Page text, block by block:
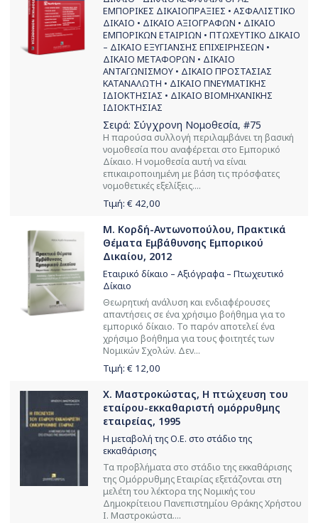
ΕΜΠΟΡΙΚΕΣ ΔΙΚΑΙOΠΡΑΞΙΕΣ • ΑΣΦΑΛΙΣΤΙΚΟ
ΔΙΚΑΙΟ • ΔΙΚΑΙΟ ΑΞΙΟΓΡΑΦΩΝ • ΔΙΚΑΙΟ
ΕΜΠΟΡΙΚΩΝ ΕΤΑΙΡΙΩΝ • ΠΤΩΧΕΥΤΙΚΟ ΔΙΚΑΙΟ
– ΔΙΚΑΙΟ ΕΞΥΓΙΑΝΣΗΣ ΕΠΙΧΕΙΡΗΣΕΩΝ •
ΔΙΚΑΙΟ ΜΕΤΑΦΟΡΩΝ • ΔΙΚΑΙΟ
ΑΝΤΑΓΩΝΙΣΜΟΥ • ΔΙΚΑΙΟ ΠΡΟΣΤΑΣΙΑΣ
ΚΑΤΑΝΑΛΩΤΗ • ΔΙΚΑΙΟ ΠΝΕΥΜΑΤΙΚΗΣ
ΙΔΙΟΚΤΗΣΙΑΣ • ΔΙΚΑΙΟ ΒΙΟΜΗΧΑΝΙΚΗΣ
ΙΔΙΟΚΤΗΣΙΑΣ
Σειρά: Σύγχρονη Νομοθεσία, #75
Η παρούσα συλλογή περιλαμβάνει τη βασική
νομοθεσία που αναφέρεται στο Εμπορικό
Δίκαιο. Η νομοθεσία αυτή να είναι
επικαιροποιημένη με βάση τις πρόσφατες
νομοθετικές εξελίξεις....
Τιμή: € 42,00
Μ. Κορδή-Αντωνοπούλου, Πρακτικά
Θέματα Εμβάθυνσης Εμπορικού
Δικαίου, 2012
Εταιρικό δίκαιο – Αξιόγραφα – Πτωχευτικό
Δίκαιο
Θεωρητική ανάλυση και ενδιαφέρουσες
απαντήσεις σε ένα χρήσιμο βοήθημα για το
εμπορικό δίκαιο. Το παρόν αποτελεί ένα
χρήσιμο βοήθημα για τους φοιτητές των
Νομικών Σχολών. Δεν...
Τιμή: € 12,00
Χ. Μαστροκώστας, Η πτώχευση του
εταίρου-εκκαθαριστή ομόρρυθμης
εταιρείας, 1995
Η μεταβολή της Ο.Ε. στο στάδιο της
εκκαθάρισης
Τα προβλήματα στο στάδιο της εκκαθάρισης
της Ομόρρυθμης Εταιρίας εξετάζονται στη
μελέτη του λέκτορα της Νομικής του
Δημοκρίτειου Πανεπιστημίου Θράκης Χρήστου
Ι. Μαστροκώστα....